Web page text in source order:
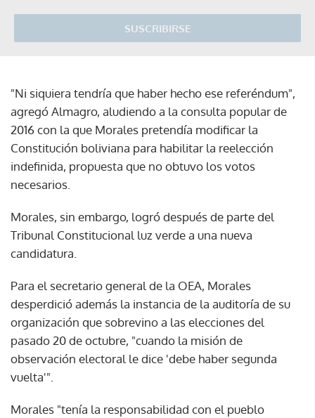
SUSCRIBIRSE
"Ni siquiera tendría que haber hecho ese referéndum",
agregó Almagro, aludiendo a la consulta popular de
2016 con la que Morales pretendía modificar la
Constitución boliviana para habilitar la reelección
indefinida, propuesta que no obtuvo los votos
necesarios.
Morales, sin embargo, logró después de parte del
Tribunal Constitucional luz verde a una nueva
candidatura.
Para el secretario general de la OEA, Morales
desperdició además la instancia de la auditoría de su
organización que sobrevino a las elecciones del
pasado 20 de octubre, "cuando la misión de
observación electoral le dice 'debe haber segunda
vuelta'".
Morales "tenía la responsabilidad con el pueblo